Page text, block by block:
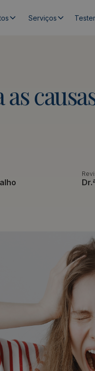
Serviços
as